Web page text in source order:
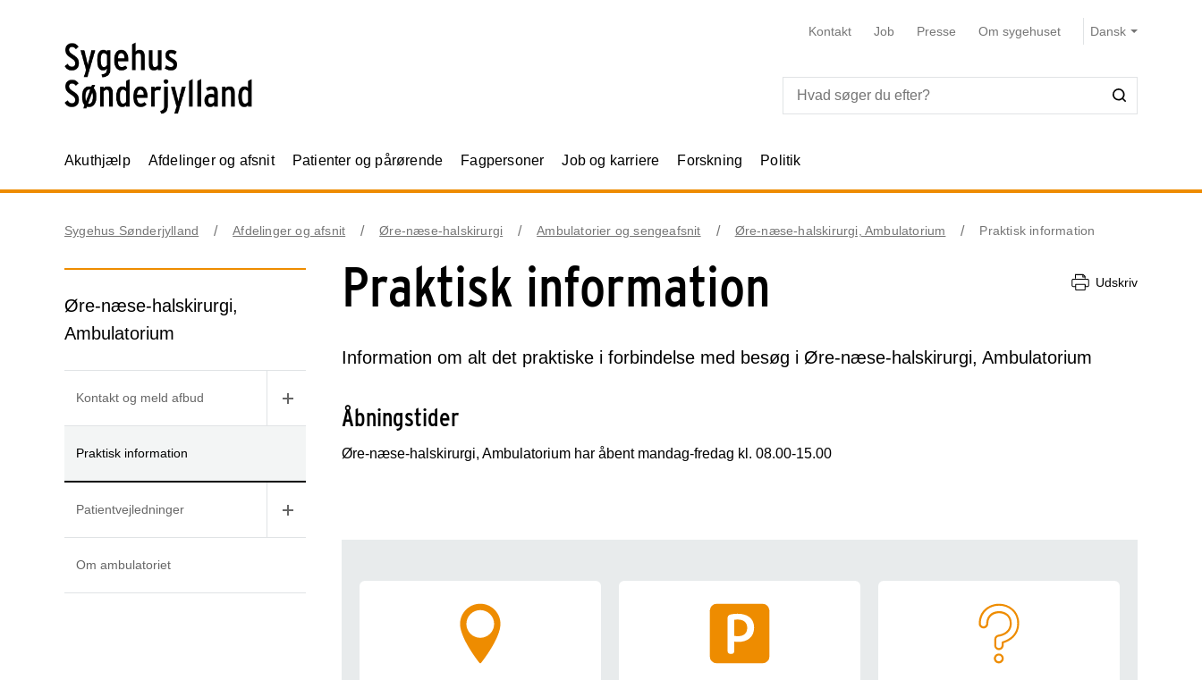
Kontakt Job Presse Om sygehuset
Akuthjælp Afdelinger og afsnit Patienter og pårørende Fagpersoner Job og karriere Forskning Politik
Sygehus Sønderjylland Afdelinger og afsnit Øre-næse-halskirurgi Ambulatorier og sengeafsnit Øre-næse-halskirurgi, Ambulatorium Praktisk information
Øre-næse-halskirurgi,
Ambulatorium
Kontakt og meld afbud
Praktisk information
Patientvejledninger
Om ambulatoriet
Praktisk information Udskriv
Information om alt det praktiske i forbindelse med besøg i Øre-næse-halskirurgi, Ambulatorium
Åbningstider
Øre-næse-halskirurgi, Ambulatorium har åbent mandag-fredag kl. 08.00-15.00